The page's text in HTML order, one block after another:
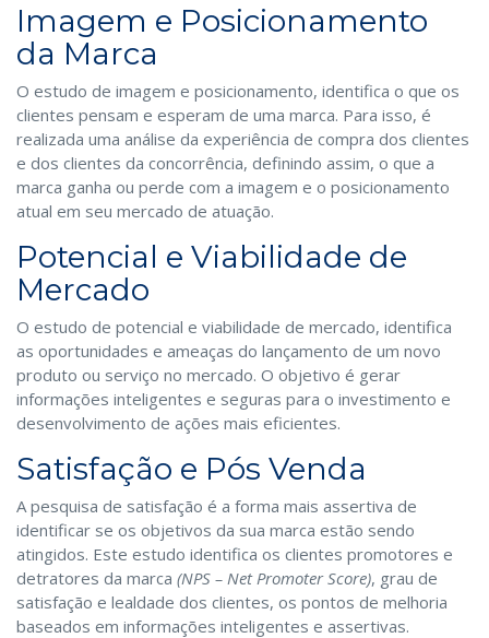
Imagem e Posicionamento
da Marca
O estudo de imagem e posicionamento, identifica o que os
clientes pensam e esperam de uma marca. Para isso, é
realizada uma análise da experiência de compra dos clientes
e dos clientes da concorrência, definindo assim, o que a
marca ganha ou perde com a imagem e o posicionamento
atual em seu mercado de atuação.
Potencial e Viabilidade de
Mercado
O estudo de potencial e viabilidade de mercado, identifica
as oportunidades e ameaças do lançamento de um novo
produto ou serviço no mercado. O objetivo é gerar
informações inteligentes e seguras para o investimento e
desenvolvimento de ações mais eficientes.
Satisfação e Pós Venda
A pesquisa de satisfação é a forma mais assertiva de
identificar se os objetivos da sua marca estão sendo
atingidos. Este estudo identifica os clientes promotores e
detratores da marca (NPS – Net Promoter Score), grau de
satisfação e lealdade dos clientes, os pontos de melhoria
baseados em informações inteligentes e assertivas.